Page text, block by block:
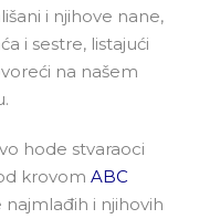
i njihove nane,
i sestre, listajući
na našem
hode stvaraoci
krovom ABC
najmlađih i njihovih